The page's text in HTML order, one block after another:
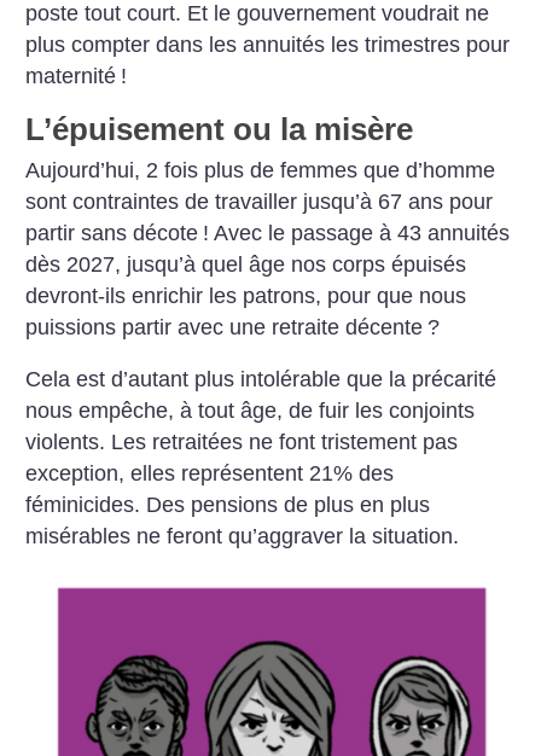
poste tout court. Et le gouvernement voudrait ne
plus compter dans les annuités les trimestres pour
maternité !
L’épuisement ou la misère
Aujourd’hui, 2 fois plus de femmes que d’homme
sont contraintes de travailler jusqu’à 67 ans pour
partir sans décote ! Avec le passage à 43 annuités
dès 2027, jusqu’à quel âge nos corps épuisés
devront-ils enrichir les patrons, pour que nous
puissions partir avec une retraite décente ?
Cela est d’autant plus intolérable que la précarité
nous empêche, à tout âge, de fuir les conjoints
violents. Les retraitées ne font tristement pas
exception, elles représentent 21% des
féminicides. Des pensions de plus en plus
misérables ne feront qu’aggraver la situation.